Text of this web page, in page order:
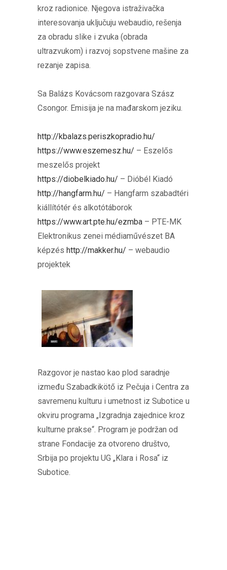
kroz radionice. Njegova istraživačka
interesovanja uključuju webaudio, rešenja
za obradu slike i zvuka (obrada
ultrazvukom) i razvoj sopstvene mašine za
rezanje zapisa.
Sa Balázs Kovácsom razgovara Szász
Csongor. Emisija je na mađarskom jeziku.
http://kbalazs.periszkopradio.hu/
https://www.eszemesz.hu/ – Eszelős
meszelős projekt
https://diobelkiado.hu/ – Dióbél Kiadó
http://hangfarm.hu/ – Hangfarm szabadtéri
kiállítótér és alkotótáborok
https://www.art.pte.hu/ezmba – PTE-MK
Elektronikus zenei médiaművészet BA
képzés http://makker.hu/ – webaudio
projektek
Razgovor je nastao kao plod saradnje
između Szabadkikötő iz Pečuja i Centra za
savremenu kulturu i umetnost iz Subotice u
okviru programa „Izgradnja zajednice kroz
kulturne prakse“. Program je podržan od
strane Fondacije za otvoreno društvo,
Srbija po projektu UG „Klara i Rosa“ iz
Subotice.